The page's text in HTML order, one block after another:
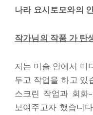
나라 요시토모와의
작가님의 작품 가 탄
저는 미술 안에서 미
두고 작업을 하고 있
스크린 작업과 회화
보여주고자 했습니